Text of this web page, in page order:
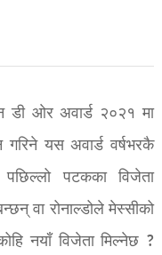
डी ओर अवार्ड २०२१ मा
गरिने यस अवार्ड वर्षभरकै
पटकका विजेता
वा रोनाल्डोले मेस्सीको
नयाँ विजेता मिल्नेछ ?